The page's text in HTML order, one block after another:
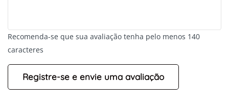
Recomenda-se que sua avaliação tenha pelo menos 140
caracteres